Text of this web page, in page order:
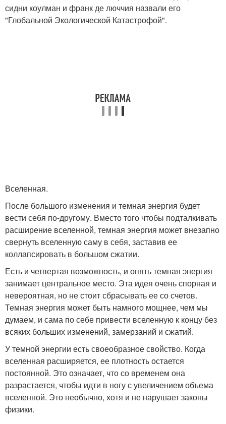
сидни коулман и франк де люччия назвали его
"Глобальной Экологической Катастрофой".
Вселенная.
После большого изменения и темная энергия будет
вести себя по-другому. Вместо того чтобы подталкивать
расширение вселенной, темная энергия может внезапно
свернуть вселенную саму в себя, заставив ее
коллапсировать в большом сжатии.
Есть и четвертая возможность, и опять темная энергия
занимает центральное место. Эта идея очень спорная и
невероятная, но не стоит сбрасывать ее со счетов.
Темная энергия может быть намного мощнее, чем мы
думаем, и сама по себе привести вселенную к концу без
всяких больших изменений, замерзаний и сжатий.
У темной энергии есть своеобразное свойство. Когда
вселенная расширяется, ее плотность остается
постоянной. Это означает, что со временем она
разрастается, чтобы идти в ногу с увеличением объема
вселенной. Это необычно, хотя и не нарушает законы
физики.